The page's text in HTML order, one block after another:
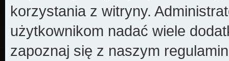
korzystania z witryny.
użytkownikom nadać wiele
zapoznaj się z naszym